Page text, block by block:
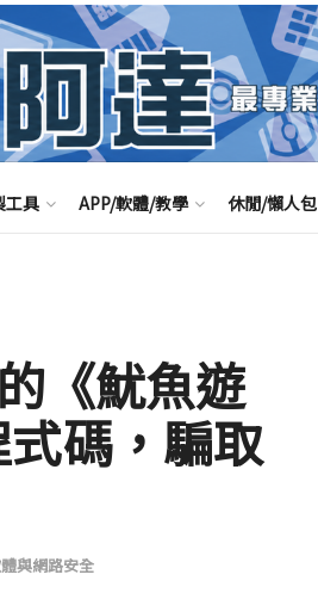
工具 APP/軟體/教學 休閒/懶人包
《魷魚遊
碼，騙取
與網路安全